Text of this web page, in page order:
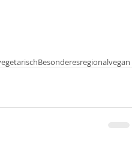
Besonderesregionalvegan